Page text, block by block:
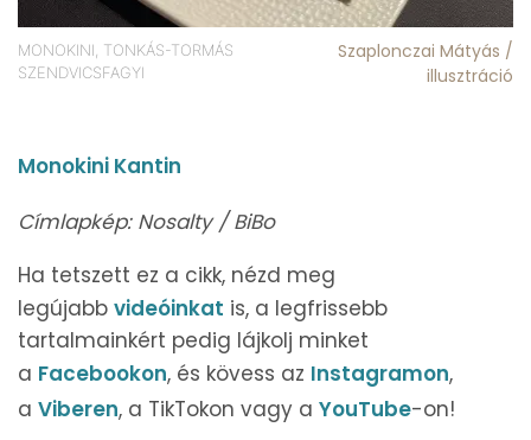
MONOKINI, TONKÁS-TORMÁS
SZENDVICSFAGYI
Szaplonczai Mátyás /
illusztráció
Monokini Kantin
Címlapkép: Nosalty / BiBo
Ha tetszett ez a cikk, nézd meg
legújabb videóinkat is, a legfrissebb
tartalmainkért pedig lájkolj minket
a Facebookon, és kövess az Instagramon,
a Viberen, a TikTokon vagy a YouTube-on!